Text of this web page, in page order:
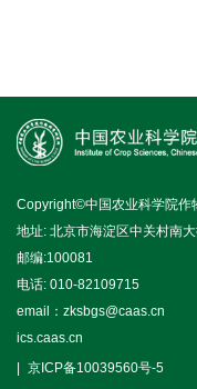
Copyright©中国农业科学院作
地址: 北京市海淀区中关村南
邮编:100081
电话: 010-82109715
email：zksbgs@caas.cn
ics.caas.cn
京ICP备10039560号-5